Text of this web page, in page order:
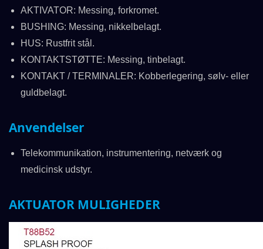
AKTIVATOR: Messing, forkromet.
BUSHING: Messing, nikkelbelagt.
HUS: Rustfrit stål.
KONTAKTSTØTTE: Messing, tinbelagt.
KONTAKT / TERMINALER: Kobberlegering, sølv- eller
guldbelagt.
Anvendelser
Telekommunikation, instrumentering, netværk og
medicinsk udstyr.
AKTUATOR MULIGHEDER